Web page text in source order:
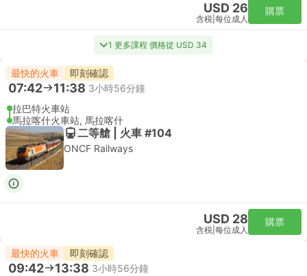
USD 26
含税 每位成人
購票
1 更多課程 價格從 USD 34
最快的火車 即刻確認
07:42 11:38 3小時56分鐘
拉巴特火車站
馬拉喀什火車站, 馬拉喀什
二等艙 | 火車 #104
ONCF Railways
USD 28
含税 每位成人
購票
最快的火車 即刻確認
09:42 13:38 3小時56分鐘